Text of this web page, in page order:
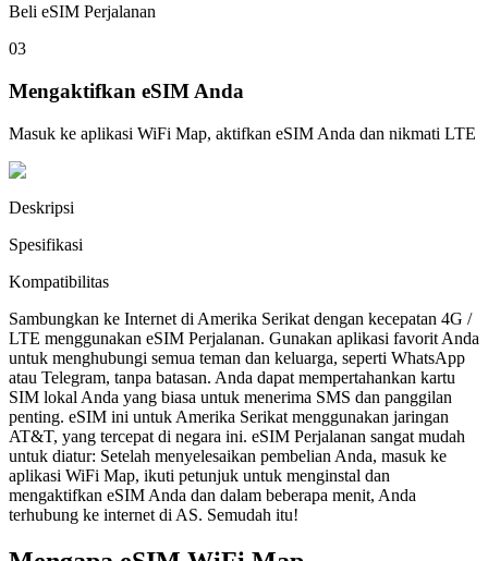
Beli eSIM Perjalanan
03
Mengaktifkan eSIM Anda
Masuk ke aplikasi WiFi Map, aktifkan eSIM Anda dan nikmati LTE
Deskripsi
Spesifikasi
Kompatibilitas
Sambungkan ke Internet di Amerika Serikat dengan kecepatan 4G /
LTE menggunakan eSIM Perjalanan. Gunakan aplikasi favorit Anda
untuk menghubungi semua teman dan keluarga, seperti WhatsApp
atau Telegram, tanpa batasan. Anda dapat mempertahankan kartu
SIM lokal Anda yang biasa untuk menerima SMS dan panggilan
penting. eSIM ini untuk Amerika Serikat menggunakan jaringan
AT&T, yang tercepat di negara ini. eSIM Perjalanan sangat mudah
untuk diatur: Setelah menyelesaikan pembelian Anda, masuk ke
aplikasi WiFi Map, ikuti petunjuk untuk menginstal dan
mengaktifkan eSIM Anda dan dalam beberapa menit, Anda
terhubung ke internet di AS. Semudah itu!